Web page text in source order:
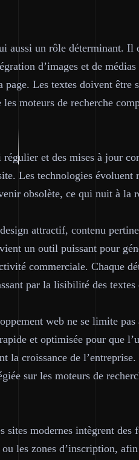
aussi un rôle déterminant. Il
d’images et de
page. Les textes doivent être
moteurs de recherche
et des mises à jour
Les technologies évoluent
obsolète, ce qui nuit à la
attractif, contenu
un outil puissant pour
commerciale. Chaque
par la lisibilité des
web ne se limite
et optimisée pour que
la croissance de
sur les moteurs de
sites modernes intègrent
les zones d’inscription,